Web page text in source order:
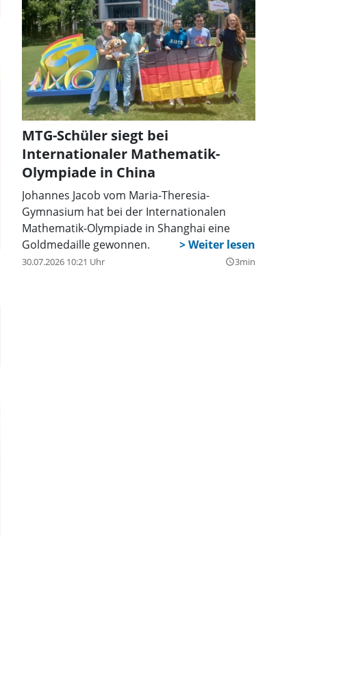
MTG-Schüler siegt bei
Internationaler Mathematik-
Olympiade in China
Johannes Jacob vom Maria-Theresia-
Gymnasium hat bei der Internationalen
Mathematik-Olympiade in Shanghai eine
Goldmedaille gewonnen.
30.07.2026 10:21 Uhr query_builder3min